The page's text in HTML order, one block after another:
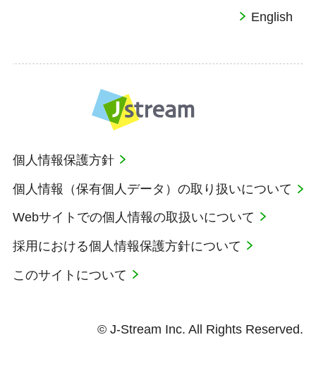
English
個人情報保護方針
個人情報（保有個人データ）の取り扱いについて
Webサイトでの個人情報の取扱いについて
採用における個人情報保護方針について
このサイトについて
© J-Stream Inc. All Rights Reserved.